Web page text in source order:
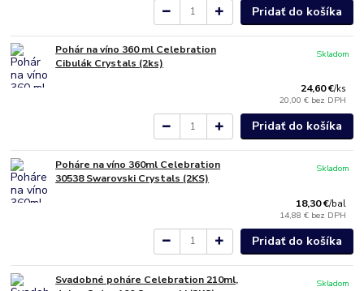
Pridať do košíka
Pohár na víno 360 ml Celebration
Cibulák Crystals (2ks)
24,60 €/ks
20,00 € bez DPH
Skladom
Pridať do košíka
Poháre na víno 360ml Celebration
30538 Swarovski Crystals (2KS)
18,30 €/bal
14,88 € bez DPH
Skladom
Pridať do košíka
Svadobné poháre Celebration 210ml,
Skladom